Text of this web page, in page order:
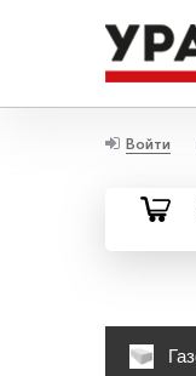
Войти